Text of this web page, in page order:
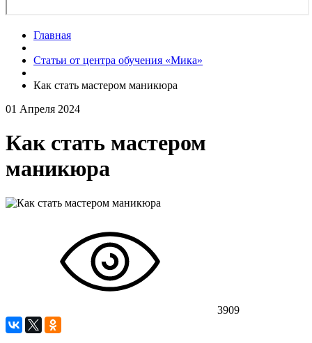
Главная
Статьи от центра обучения «Мика»
Как стать мастером маникюра
01 Апреля 2024
Как стать мастером
маникюра
3909